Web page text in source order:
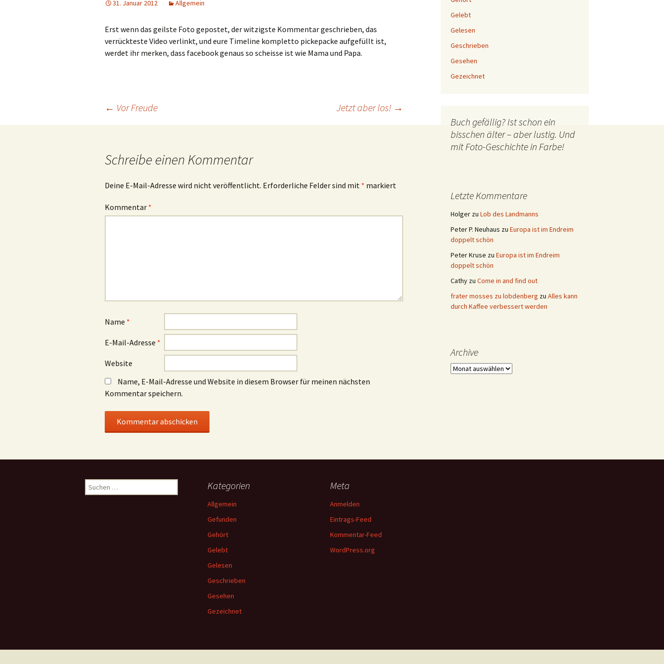
31. Januar 2012 Allgemein
Erst wenn das geilste Foto gepostet, der witzigste Kommentar geschrieben, das
verrückteste Video verlinkt, und eure Timeline kompletto pickepacke aufgefüllt ist,
werdet ihr merken, dass facebook genaus so scheisse ist wie Mama und Papa.
← Vor Freude Jetzt aber los! →
Schreibe einen Kommentar
Deine E-Mail-Adresse wird nicht veröffentlicht. Erforderliche Felder sind mit * markiert
Kommentar *
Name *
E-Mail-Adresse *
Website
Name, E-Mail-Adresse und Website in diesem Browser für meinen nächsten
Kommentar speichern.
Gelebt
Gelesen
Geschrieben
Gesehen
Gezeichnet
Buch gefällig? Ist schon ein
bisschen älter – aber lustig. Und
mit Foto-Geschichte in Farbe!
Letzte Kommentare
Holger zu Lob des Landmanns
Peter P. Neuhaus zu Europa ist im Endreim
doppelt schön
Peter Kruse zu Europa ist im Endreim
doppelt schön
Cathy zu Come in and find out
frater mosses zu lobdenberg zu Alles kann
durch Kaffee verbessert werden
Archive
Archive
Suchen
nach:
Kategorien
Allgemein
Gefunden
Gehört
Gelebt
Gelesen
Geschrieben
Gesehen
Gezeichnet
Meta
Anmelden
Eintrags-Feed
Kommentar-Feed
WordPress.org